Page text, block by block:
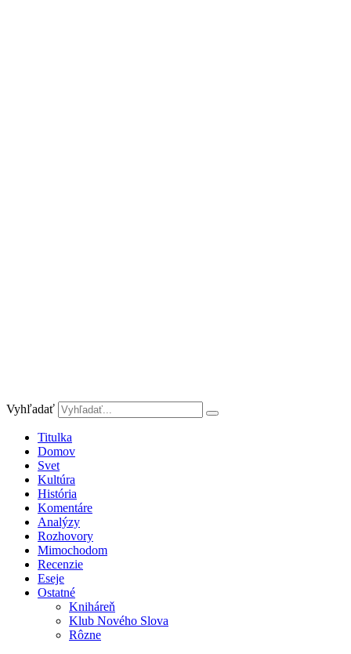
Vyhľadať
Titulka
Domov
Svet
Kultúra
História
Komentáre
Analýzy
Rozhovory
Mimochodom
Recenzie
Eseje
Ostatné
Kniháreň
Klub Nového Slova
Rôzne